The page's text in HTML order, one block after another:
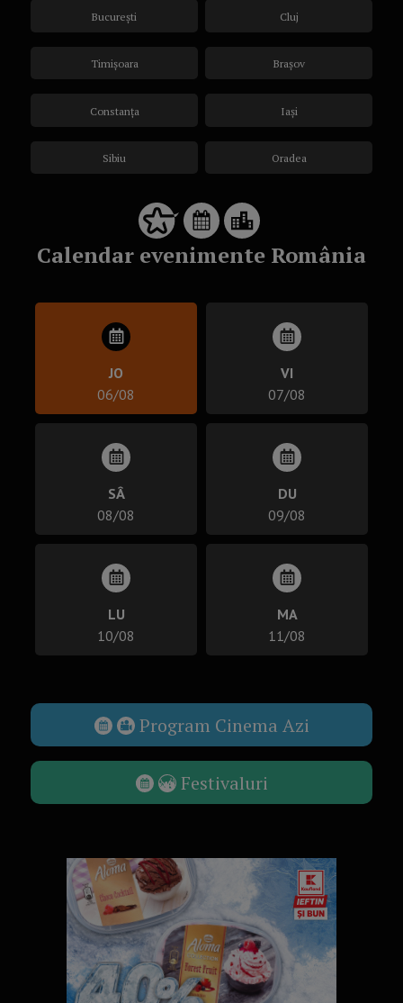
București
Timișoara
Constanța
Sibiu
Cluj
Brașov
Iași
Oradea
Calendar evenimente România
JO
06/08
VI
07/08
SÂ
08/08
DU
09/08
LU
10/08
MA
11/08
Program Cinema Azi
Festivaluri